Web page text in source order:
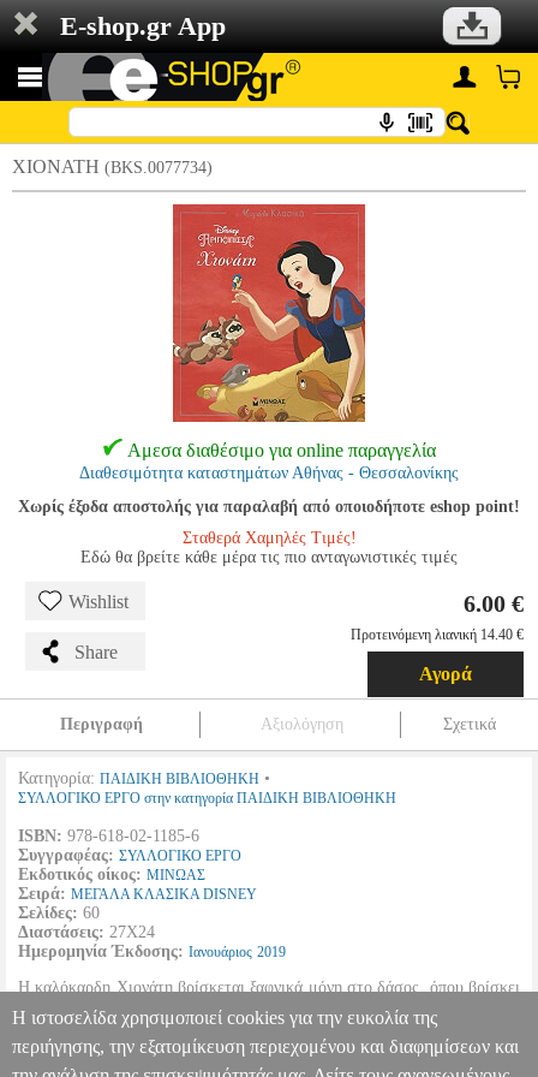
E-shop.gr App
ΧΙΟΝΑΤΗ (BKS.0077734)
Αμεσα διαθέσιμο για online παραγγελία
Διαθεσιμότητα καταστημάτων Αθήνας - Θεσσαλονίκης
Χωρίς έξοδα αποστολής για παραλαβή από οποιοδήποτε eshop point!
Σταθερά Χαμηλές Τιμές!
Εδώ θα βρείτε κάθε μέρα τις πιο ανταγωνιστικές τιμές
Wishlist
Share
6.00 €
Προτεινόμενη λιανική 14.40 €
Αγορά
Περιγραφή Αξιολόγηση Σχετικά
Κατηγορία: ΠΑΙΔΙΚΗ ΒΙΒΛΙΟΘΗΚΗ •
ΣΥΛΛΟΓΙΚΟ ΕΡΓΟ στην κατηγορία ΠΑΙΔΙΚΗ ΒΙΒΛΙΟΘΗΚΗ
ISBN: 978-618-02-1185-6
Συγγραφέας: ΣΥΛΛΟΓΙΚΟ ΕΡΓΟ
Εκδοτικός οίκος: ΜΙΝΩΑΣ
Σειρά: ΜΕΓΑΛΑ ΚΛΑΣΙΚΑ DISNEY
Σελίδες: 60
Διαστάσεις: 27Χ24
Ημερομηνία Έκδοσης: Ιανουάριος 2019
Η καλόκαρδη Χιονάτη βρίσκεται ξαφνικά μόνη στο δάσος, όπου βρίσκει
ένα ασφαλές σπιτικό και επτά στοργικούς φίλους. Θα μπορέσουν να την
προφυλάξουν από το κακό που παραμονεύει;
Η ιστοσελίδα χρησιμοποιεί cookies για την ευκολία της
περιήγησης, την εξατομίκευση περιεχομένου και διαφημίσεων και